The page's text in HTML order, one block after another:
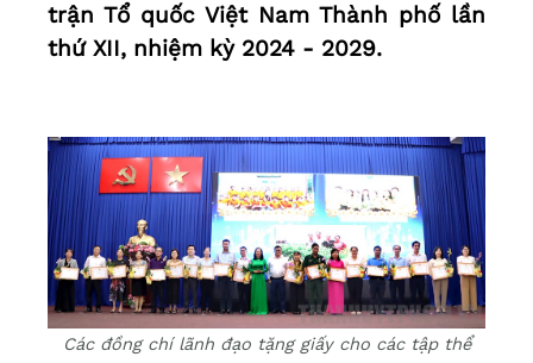
trận Tổ quốc Việt Nam Thành phố lần
thứ XII, nhiệm kỳ 2024 - 2029.
Các đồng chí lãnh đạo tặng giấy cho các tập thể